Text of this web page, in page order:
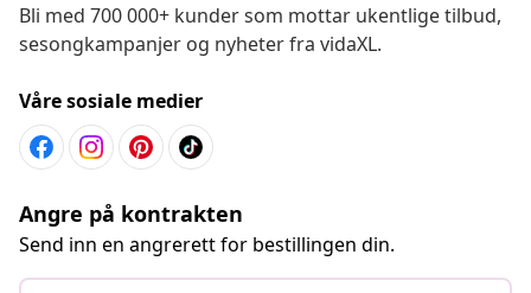
Bli med 700 000+ kunder som mottar ukentlige tilbud,
sesongkampanjer og nyheter fra vidaXL.
Våre sosiale medier
Angre på kontrakten
Send inn en angrerett for bestillingen din.